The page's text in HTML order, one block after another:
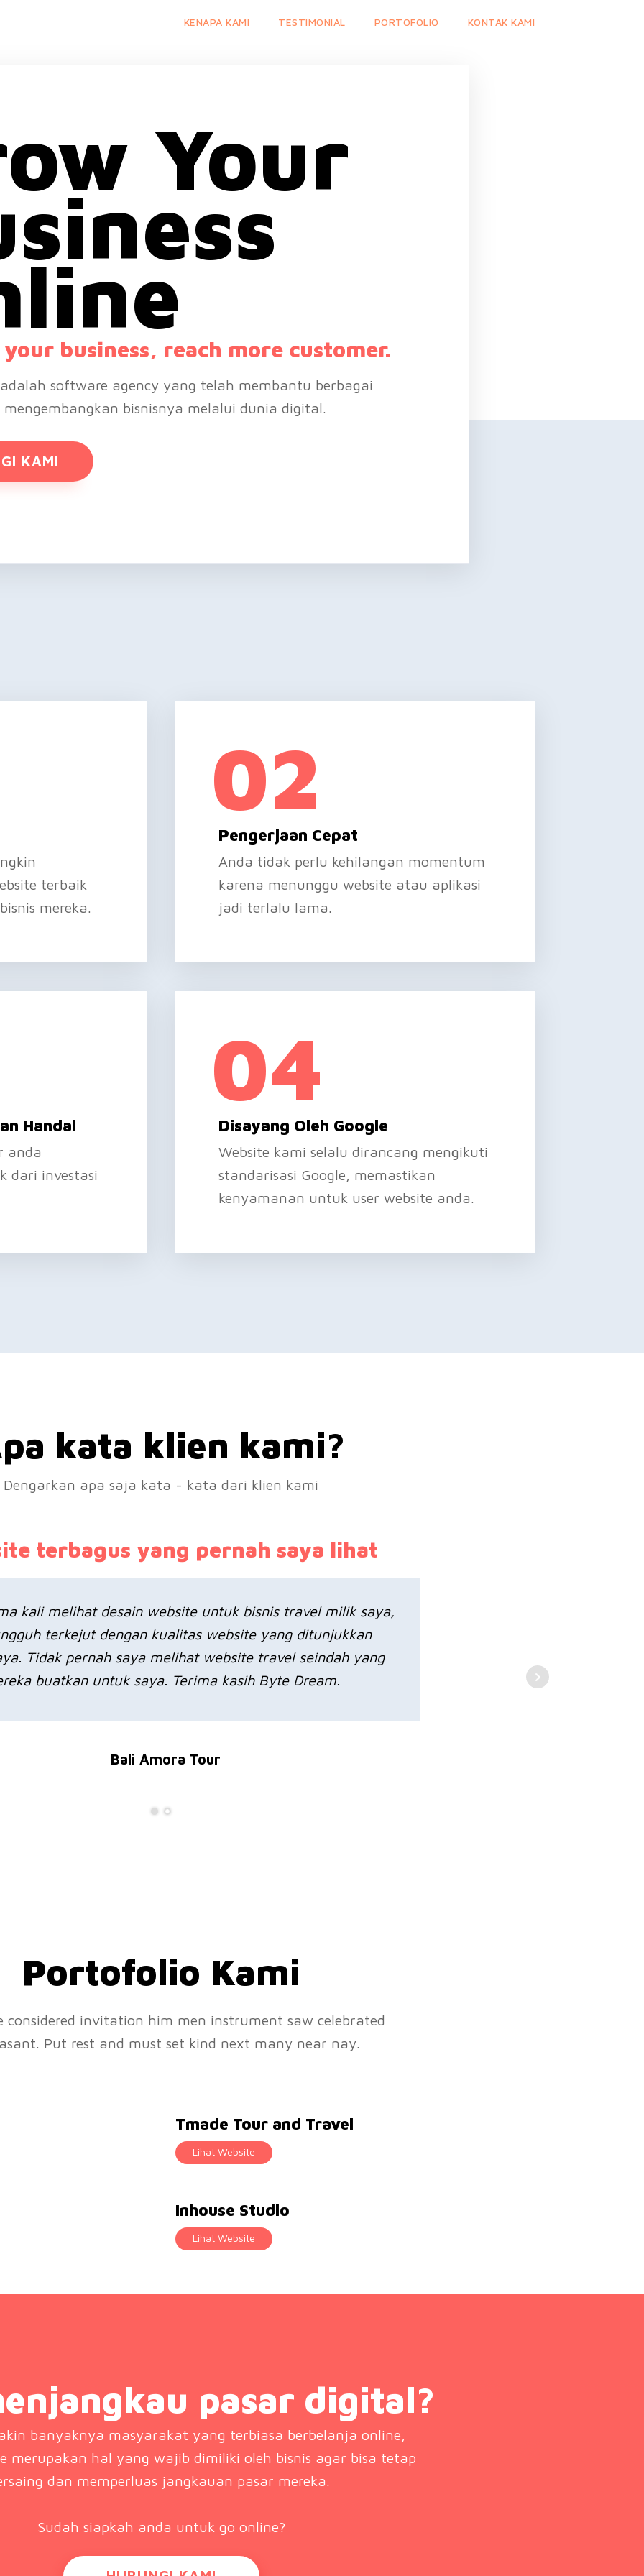
KENAPA KAMI TESTIMONIAL PORTOFOLIO KONTAK KAMI
Your
business, reach more customer.
software agency yang telah membantu berbagai
mengembangkan bisnisnya melalui dunia digital.
KAMI
terbaik
mereka.
02
Pengerjaan Cepat
Anda tidak perlu kehilangan momentum
karena menunggu website atau aplikasi
jadi terlalu lama.
Handal
anda
dari investasi
04
Disayang Oleh Google
Website kami selalu dirancang mengikuti
standarisasi Google, memastikan
kenyamanan untuk user website anda.
kata klien kami?
Dengarkan apa saja kata - kata dari klien kami
terbagus yang pernah saya lihat
kali melihat desain website untuk bisnis travel milik saya,
terkejut dengan kualitas website yang ditunjukkan
Tidak pernah saya melihat website travel seindah yang
buatkan untuk saya. Terima kasih Byte Dream.
Bali Amora Tour
Portofolio Kami
considered invitation him men instrument saw celebrated
Put rest and must set kind next many near nay.
Tmade Tour and Travel
Lihat Website
Inhouse Studio
Lihat Website
pasar digital?
banyaknya masyarakat yang terbiasa berbelanja online,
merupakan hal yang wajib dimiliki oleh bisnis agar bisa tetap
dan memperluas jangkauan pasar mereka.
Sudah siapkah anda untuk go online?